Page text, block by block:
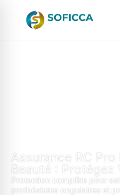
Assurance RC
Beauté :
Protection complète pour
prothésistes ongulaires et